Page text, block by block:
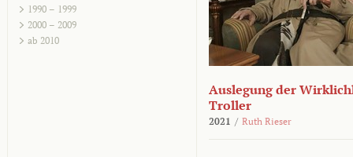
1990 – 1999
2000 – 2009
ab 2010
Auslegung der
Troller
2021 / Ruth Rieser